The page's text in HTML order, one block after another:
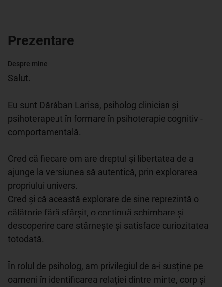
Prezentare
Despre mine
Salut.
Eu sunt Dărăban Larisa, psiholog clinician și
psihoterapeut în formare în psihoterapie cognitiv -
comportamentală.
Cred că fiecare om are dreptul și libertatea de a
ajunge la versiunea să autentică, prin explorarea
propriului univers.
Cred și că această explorare de sine reprezintă o
călătorie fără sfârșit, o continuă schimbare și
descoperire care stârnește și satisface curiozitatea
totodată.
În rolul de psiholog, am privilegiul de a-i susține pe
oameni în identificarea relației dintre minte, corp și